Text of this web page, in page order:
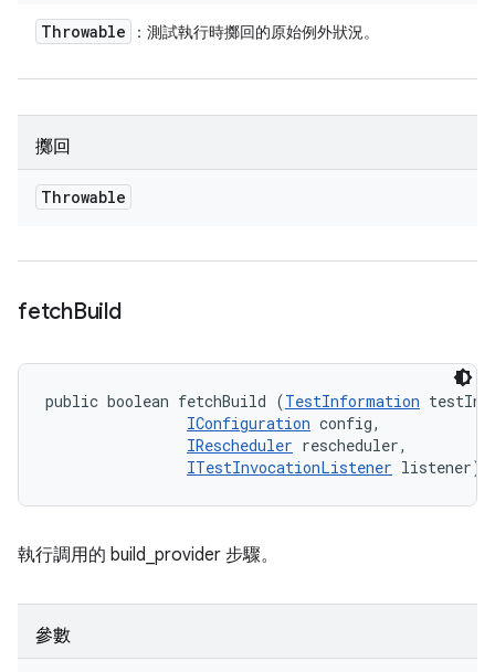
Throwable ：測試執行時擲回的原始例外狀況。
擲回
Throwable
fetchBuild
public boolean fetchBuild (TestInformation
IConfiguration config,
IRescheduler rescheduler,
ITestInvocationListener listener)
執行調用的 build_provider 步驟。
參數